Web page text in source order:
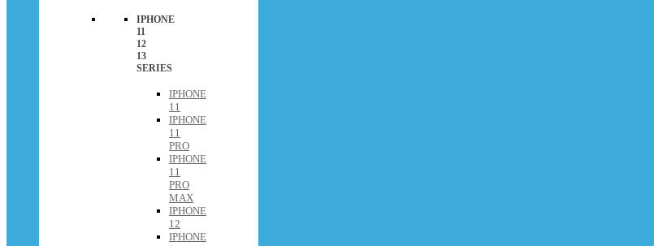
IPHONE
11
12
13
SERIES
IPHONE
11
IPHONE
11
PRO
IPHONE
11
PRO
MAX
IPHONE
12
IPHONE